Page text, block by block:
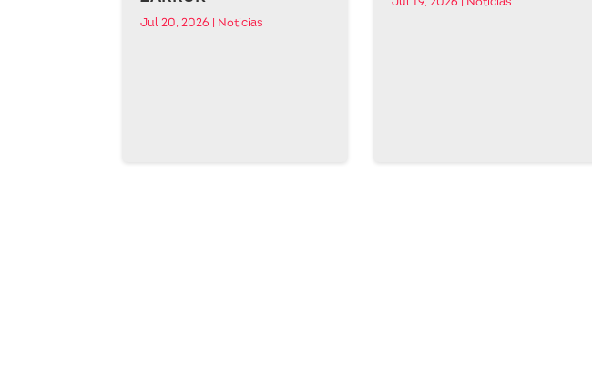
Jul 20, 2026 Noticias